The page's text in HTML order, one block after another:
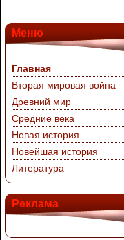
Меню
Главная
Вторая мировая война
Древний мир
Средние века
Новая история
Новейшая история
Литература
Реклама